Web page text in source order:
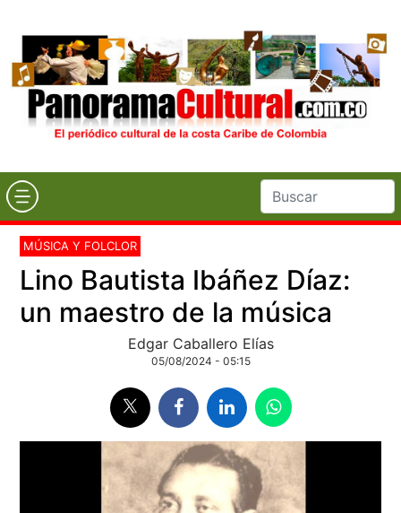
MÚSICA Y FOLCLOR
Lino Bautista Ibáñez Díaz:
un maestro de la música
Edgar Caballero Elías
05/08/2024 - 05:15